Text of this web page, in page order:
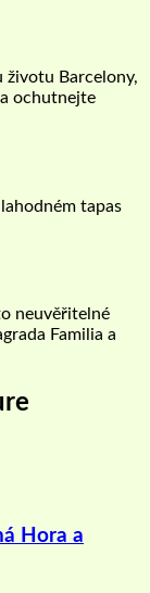
životu Barcelony,
ochutnejte
tapas
neuvěřitelné
Familia a
Hora a